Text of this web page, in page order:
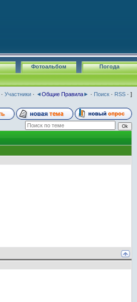
Погода
Фотоальбом
· Участники · ◄Общие Правила► · Поиск · RSS · ]